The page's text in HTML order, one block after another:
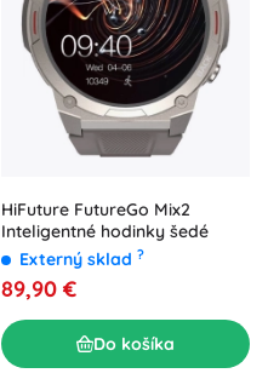
HiFuture FutureGo Mix2
Inteligentné hodinky šedé
Externý sklad ?
89,90 €
Do košíka